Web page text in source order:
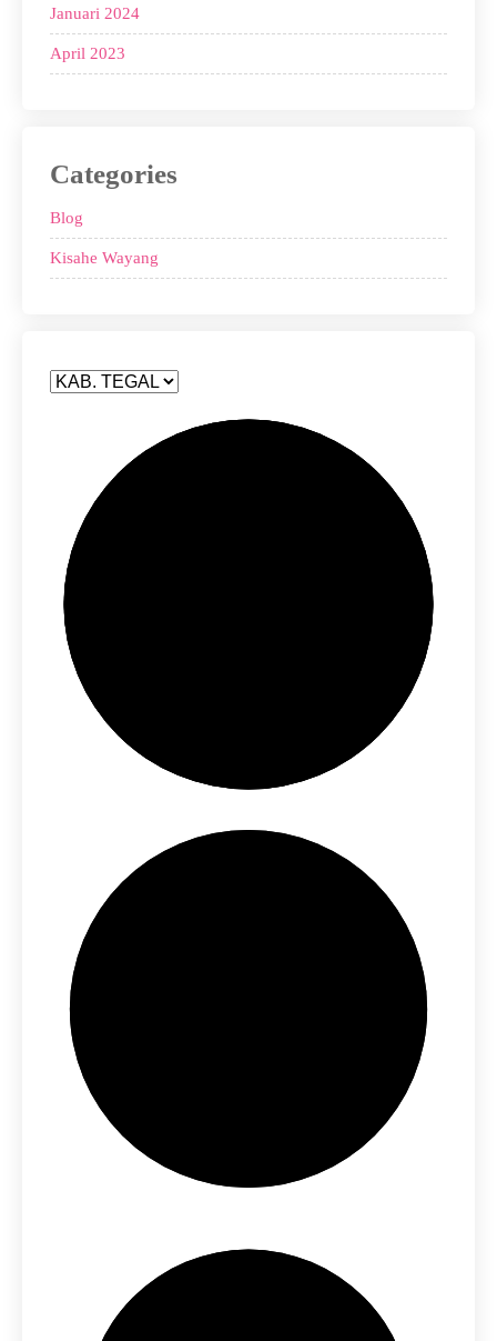
Januari 2024
April 2023
Categories
Blog
Kisahe Wayang